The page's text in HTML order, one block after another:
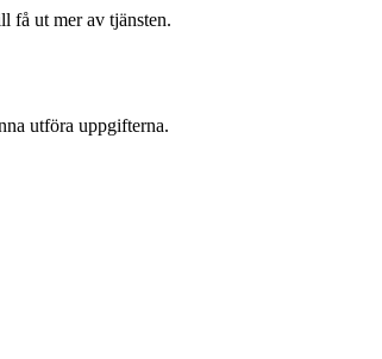
få ut mer av tjänsten.
utföra uppgifterna.